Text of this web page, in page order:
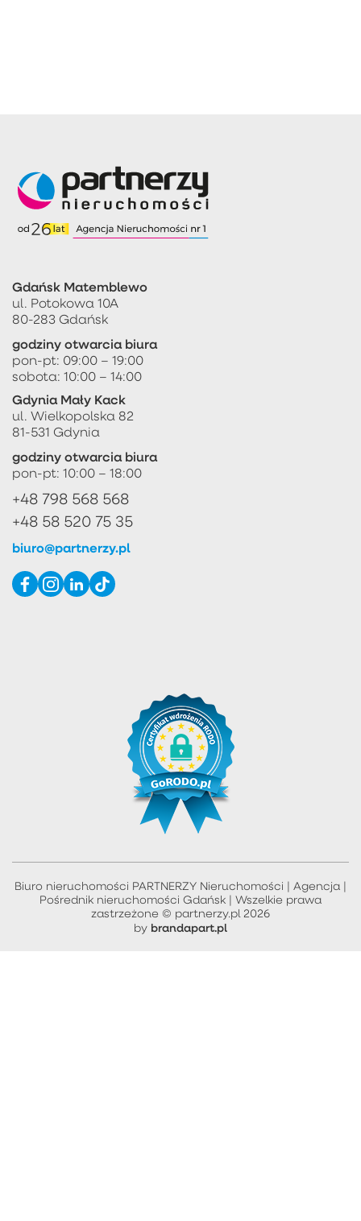
Gdańsk Matemblewo
ul. Potokowa 10A
80-283 Gdańsk
godziny otwarcia biura
pon-pt: 09:00 – 19:00
sobota: 10:00 – 14:00
Gdynia Mały Kack
ul. Wielkopolska 82
81-531 Gdynia
godziny otwarcia biura
pon-pt: 10:00 – 18:00
+48 798 568 568
+48 58 520 75 35
biuro@partnerzy.pl
Biuro nieruchomości PARTNERZY Nieruchomości | Agencja |
Pośrednik nieruchomości Gdańsk | Wszelkie prawa
zastrzeżone © partnerzy.pl 2026
by brandapart.pl